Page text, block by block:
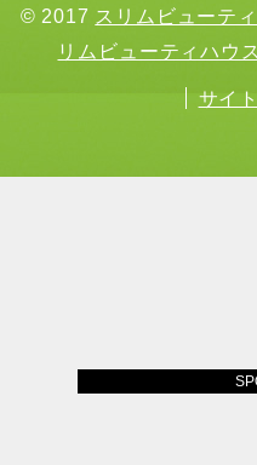
© 2017 スリムビューテ
リムビューティハウ
サイ